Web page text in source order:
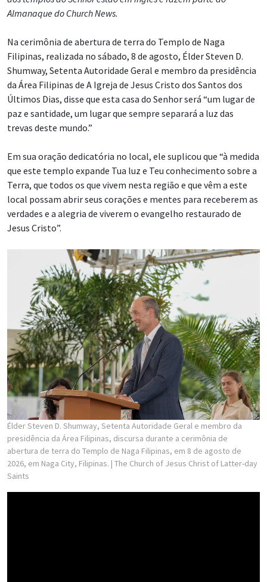
Almanaque do Church News.
Na cerimônia de abertura de terra do Templo de Naga
Filipinas, realizada no sábado, 8 de agosto, Élder Steven D.
Shumway, Setenta Autoridade Geral e membro da presidência
da Área Filipinas de A Igreja de Jesus Cristo dos Santos dos
Últimos Dias, disse que esta casa do Senhor será “um lugar de
paz e santidade, um lugar que sempre separará a luz das
trevas deste mundo.”
Em sua oração dedicatória no local, ele suplicou que “à medida
que este templo expande Tua luz e Teu conhecimento sobre a
Terra, que todos os que vivem nesta região e que vêm a este
local possam abrir seus corações e mentes para receberem as
verdades e a alegria de viverem o evangelho restaurado de
Jesus Cristo”.
Élder Steven D. Shumway, Setenta Autoridade Geral e membro da
presidência da Área Filipinas, discursa durante a cerimônia de
abertura de terra do Templo de Naga Filipinas, em 8 de agosto de
2026, em Naga City, Filipinas. | The Church of Jesus Christ of Latter-day
Saints